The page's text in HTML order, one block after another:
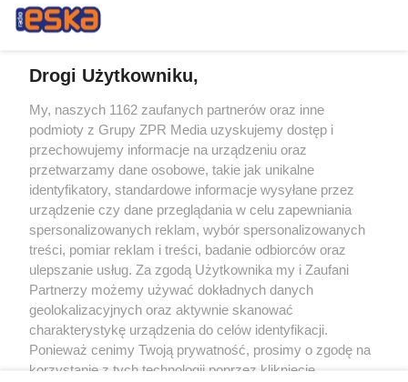
Żaden utwór zamieszczony w serwisie nie może być powielany i
rozpowszechniany lub dalej rozpowszechniany w jakikolwiek sposób (w
tym także elektroniczny lub mechaniczny) na jakimkolwiek polu
eksploatacji w jakiejkolwiek formie, włącznie z umieszczaniem w Internecie
bez pisemnej zgody właściciela praw. Jakiekolwiek użycie lub
wykorzystanie utworów w całości lub w części z naruszeniem prawa, tzn.
bez właściwej zgody, jest zabronione pod groźbą kary i może być ścigane
prawnie.
O nas
Drogi Użytkowniku,
My, naszych 1162 zaufanych partnerów oraz inne
podmioty z Grupy ZPR Media uzyskujemy dostęp i
przechowujemy informacje na urządzeniu oraz
przetwarzamy dane osobowe, takie jak unikalne
identyfikatory, standardowe informacje wysyłane przez
urządzenie czy dane przeglądania w celu zapewniania
spersonalizowanych reklam, wybór spersonalizowanych
treści, pomiar reklam i treści, badanie odbiorców oraz
ulepszanie usług. Za zgodą Użytkownika my i Zaufani
Partnerzy możemy używać dokładnych danych
geolokalizacyjnych oraz aktywnie skanować
charakterystykę urządzenia do celów identyfikacji.
Ponieważ cenimy Twoją prywatność, prosimy o zgodę na
korzystanie z tych technologii poprzez kliknięcie